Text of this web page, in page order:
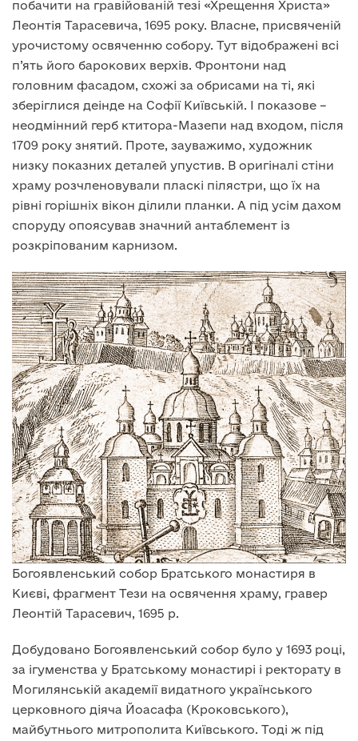
побачити на гравійованій тезі «Хрещення Христа»
Леонтія Тарасевича, 1695 року. Власне, присвяченій
урочистому освяченню собору. Тут відображені всі
п’ять його барокових верхів. Фронтони над
головним фасадом, схожі за обрисами на ті, які
зберіглися деінде на Софії Київській. І показове –
неодмінний герб ктитора-Мазепи над входом, після
1709 року знятий. Проте, зауважимо, художник
низку показних деталей упустив. В оригіналі стіни
храму розчленовували пласкі пілястри, що їх на
рівні горішніх вікон ділили планки. А під усім дахом
споруду опоясував значний антаблемент із
розкріпованим карнизом.
Богоявленський собор Братського монастиря в
Києві, фрагмент Тези на освячення храму, гравер
Леонтій Тарасевич, 1695 р.
Добудовано Богоявленський собор було у 1693 році,
за ігуменства у Братському монастирі і ректорату в
Могилянській академії видатного українського
церковного діяча Йоасафа (Кроковського),
майбутнього митрополита Київського. Тоді ж під